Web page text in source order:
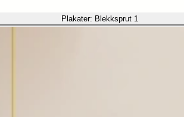
Plakater: Blekksprut 1